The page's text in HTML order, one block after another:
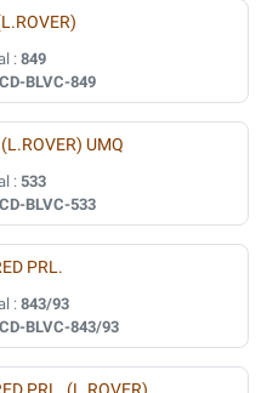
: 849
BLVC-849
UMQ
: 533
BLVC-533
PRL.
: 843/93
BLVC-843/93